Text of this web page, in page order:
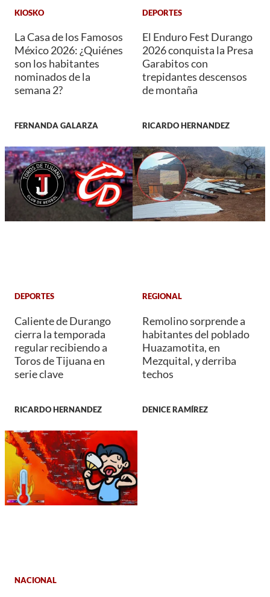
KIOSKO
La Casa de los Famosos
México 2026: ¿Quiénes
son los habitantes
nominados de la
semana 2?
FERNANDA GALARZA
DEPORTES
El Enduro Fest Durango
2026 conquista la Presa
Garabitos con
trepidantes descensos
de montaña
RICARDO HERNANDEZ
DEPORTES
Caliente de Durango
cierra la temporada
regular recibiendo a
Toros de Tijuana en
serie clave
RICARDO HERNANDEZ
REGIONAL
Remolino sorprende a
habitantes del poblado
Huazamotita, en
Mezquital, y derriba
techos
DENICE RAMÍREZ
NACIONAL